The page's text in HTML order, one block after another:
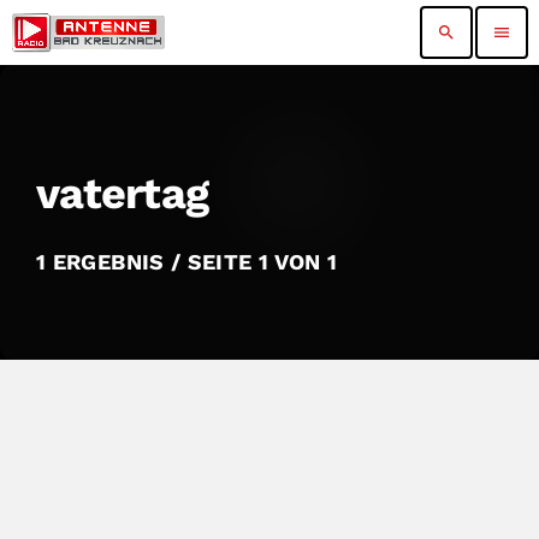
search menu
vatertag
1 ERGEBNIS / SEITE 1 VON 1